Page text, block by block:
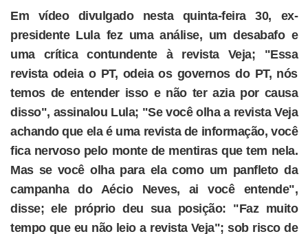
Em vídeo divulgado nesta quinta-feira 30, ex-
presidente Lula fez uma análise, um desabafo e
uma crítica contundente à revista Veja; "Essa
revista odeia o PT, odeia os governos do PT, nós
temos de entender isso e não ter azia por causa
disso", assinalou Lula; "Se você olha a revista Veja
achando que ela é uma revista de informação, você
fica nervoso pelo monte de mentiras que tem nela.
Mas se você olha para ela como um panfleto da
campanha do Aécio Neves, ai você entende",
disse; ele próprio deu sua posição: "Faz muito
tempo que eu não leio a revista Veja"; sob risco de